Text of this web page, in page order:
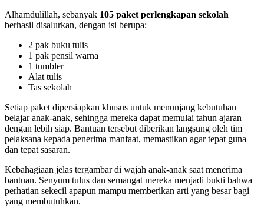
Alhamdulillah, sebanyak 105 paket perlengkapan sekolah
berhasil disalurkan, dengan isi berupa:
2 pak buku tulis
1 pak pensil warna
1 tumbler
Alat tulis
Tas sekolah
Setiap paket dipersiapkan khusus untuk menunjang kebutuhan
belajar anak-anak, sehingga mereka dapat memulai tahun ajaran
dengan lebih siap. Bantuan tersebut diberikan langsung oleh tim
pelaksana kepada penerima manfaat, memastikan agar tepat guna
dan tepat sasaran.
Kebahagiaan jelas tergambar di wajah anak-anak saat menerima
bantuan. Senyum tulus dan semangat mereka menjadi bukti bahwa
perhatian sekecil apapun mampu memberikan arti yang besar bagi
yang membutuhkan.